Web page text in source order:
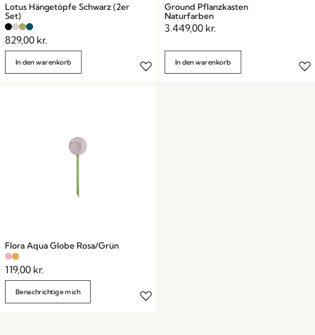
Lotus Hängetöpfe Schwarz (2er
Set)
829,00 kr.
In den warenkorb
Ground Pflanzkasten
Naturfarben
3.449,00 kr.
In den warenkorb
Flora Aqua Globe Rosa/Grün
119,00 kr.
Benachrichtige mich